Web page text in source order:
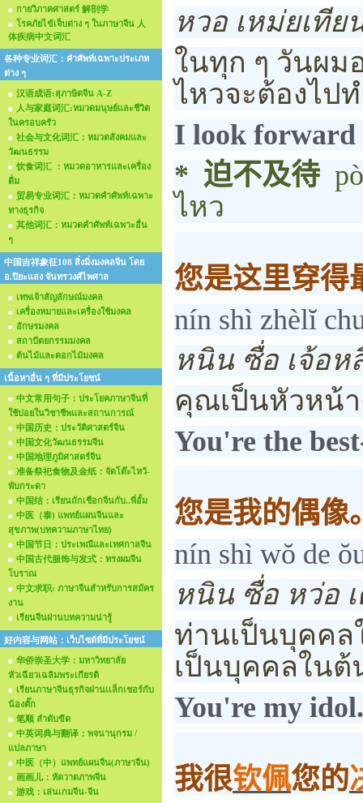
กายวิภาคศาสตร์ 解剖学
โรคภัยไข้เจ็บต่าง ๆ ในภาษาจีน 人
体疾病中文词汇
各种专业词汇：คำศัพท์เฉพาะประเภท
ต่าง ๆ
汉语成语:สุภาษิตจีน A-Z
人与家庭词汇:หมวดมนุษย์และชีวิต
ในครอบครัว
社会与文化词汇：หมวดสังคมและ
วัฒนธรรม
饮食词汇 ：หมวดอาหารและเครื่อง
ดื่ม
贸易专业词汇：หมวดคำศัพท์เฉพาะ
ทางธุรกิจ
其他词汇：หมวดคำศัพท์เฉพาะอื่น
ๆ
中国吉祥象征108 สิ่งมิ่งมงคลจีน โดย
อ.ปิยะแสง จันทรวงศ์ไพศาล
เทพเจ้าสัญลักษณ์มงคล
เครื่องหมายและเครื่องใช้มงคล
อักษรมงคล
สถาปัตยกรรมมงคล
ต้นไม้และดอกไม้มงคล
เนื้อหาอื่น ๆ ที่มีประโยชน์
中文常用句子：ประโยคภาษาจีนที่
ใช้บ่อยในวิชาชีพและสถานการณ์
中国历史：ประวัติศาสตร์จีน
中国文化วัฒนธรรมจีน
中国地理ภูมิศาสตร์จีน
准备祭祀食物及金纸：จัดโต๊ะไหว้-
พับกระดา
中国结：เรียนถักเชือกจีนกับ..พี่อั้ม
中医（泰) แพทย์แผนจีนและ
สุขภาพ(บทความภาษาไทย)
中国节日：ประเพณีและเทศกาลจีน
中国古代服饰与发式：ทรงผมจีน
โบราณ
中文求职: ภาษาจีนสำหรับการสมัคร
งาน
เรียนจีนผ่านบทความน่ารู้
好内容与网站：เว็บไซด์ที่มีประโยชน์
华侨崇圣大学：มหาวิทยาลัย
หัวเฉียวเฉลิมพระเกียรติ
เรียนภาษาจีนธุรกิจผ่านเเล็กเชอร์กับ
น้องตั๊ก
笔顺 ลำดับขีด
中英词典与翻译：พจนานุกรม /
แปลภาษา
中医（中）แพทย์แผนจีน(ภาษาจีน)
画画儿：หัดวาดภาพจีน
游戏：เล่นเกมจีน-จีน
หวอ เหม่ยเที
ในทุก ๆ วันผม
ไหวจะต้องไป
I look forward
* 迫不及待
ไหว
您是这里穿得
nín shì zhèlĭ
หนิน ซื่อ เจ้อห
คุณเป็นหัวหน้
You're the
您是我的偶像
nín shì wŏ de
หนิน ซื่อ หว่อ เ
ท่านเป็นบุคคล
เป็นบุคคลใน
You're my idol.
我很钦佩您的